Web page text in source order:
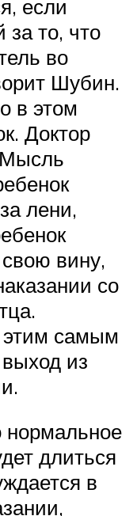
если
за то, что
во
Шубин.
в этом
Доктор
Мысль
лени,
вину,
со
этим самым
из
нормальное
длиться
в